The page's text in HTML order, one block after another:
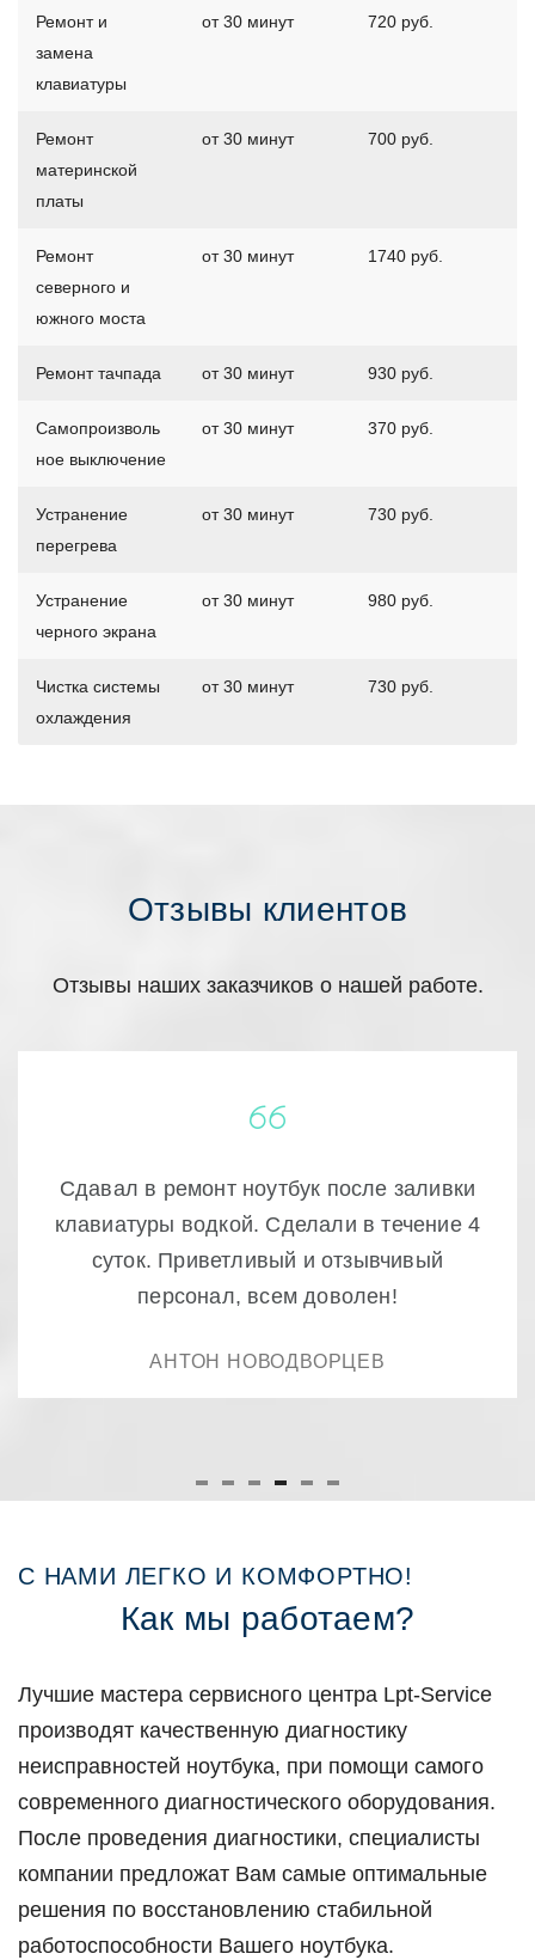
Ремонт и
замена
клавиатуры
от 30 минут 720 руб.
Ремонт
материнской
платы
от 30 минут 700 руб.
Ремонт
северного и
южного моста
от 30 минут 1740 руб.
Ремонт тачпада от 30 минут 930 руб.
Самопроизволь
ное выключение
от 30 минут 370 руб.
Устранение
перегрева
от 30 минут 730 руб.
Устранение
черного экрана
от 30 минут 980 руб.
Чистка системы
охлаждения
от 30 минут 730 руб.
Отзывы клиентов
Отзывы наших заказчиков о нашей работе.
Очень качественный ремонт! доступно и
быстро , ещё раз спасибо.
РУСТАМ
С НАМИ ЛЕГКО И КОМФОРТНО!
Как мы работаем?
Лучшие мастера сервисного центра Lpt-Service
производят качественную диагностику
неисправностей ноутбука, при помощи самого
современного диагностического оборудования.
После проведения диагностики, специалисты
компании предложат Вам самые оптимальные
решения по восстановлению стабильной
работоспособности Вашего ноутбука.